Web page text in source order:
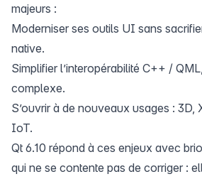
majeurs :
Moderniser ses outils UI sans
native.
Simplifier l’interopérabilité C++ /
complexe.
S’ouvrir à de nouveaux usages : 3D,
IoT.
Qt 6.10 répond à ces enjeux avec
qui ne se contente pas de corriger :